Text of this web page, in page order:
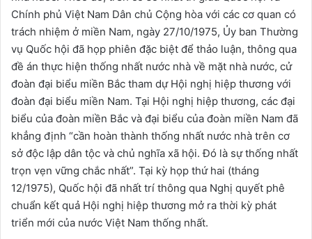
Chính phủ Việt Nam Dân chủ Cộng hòa với các cơ quan có
trách nhiệm ở miền Nam, ngày 27/10/1975, Ủy ban Thường
vụ Quốc hội đã họp phiên đặc biệt để thảo luận, thông qua
đề án thực hiện thống nhất nước nhà về mặt nhà nước, cử
đoàn đại biểu miền Bắc tham dự Hội nghị hiệp thương với
đoàn đại biểu miền Nam. Tại Hội nghị hiệp thương, các đại
biểu của đoàn miền Bắc và đại biểu của đoàn miền Nam đã
khẳng định “cần hoàn thành thống nhất nước nhà trên cơ
sở độc lập dân tộc và chủ nghĩa xã hội. Đó là sự thống nhất
trọn vẹn vững chắc nhất”. Tại kỳ họp thứ hai (tháng
12/1975), Quốc hội đã nhất trí thông qua Nghị quyết phê
chuẩn kết quả Hội nghị hiệp thương mở ra thời kỳ phát
triển mới của nước Việt Nam thống nhất.